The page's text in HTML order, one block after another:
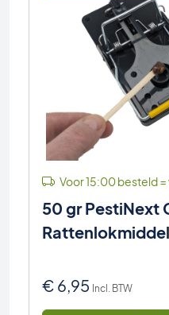
Voor 15:00 besteld =
50 gr PestiNext
Rattenlokmiddel
€ 6,95 Incl. BTW